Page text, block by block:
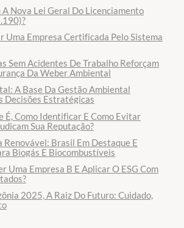
Nova Lei Geral Do Licenciamento
Uma Empresa Certificada Pelo Sistema
Sem Acidentes De Trabalho Reforçam
Da Weber Ambiental
A Base Da Gestão Ambiental
Decisões Estratégicas
É, Como Identificar E Como Evitar
Sua Reputação?
Brasil Em Destaque E
Biogás E Biocombustíveis
Uma Empresa B E Aplicar O ESG Com
2025, A Raiz Do Futuro: Cuidado,